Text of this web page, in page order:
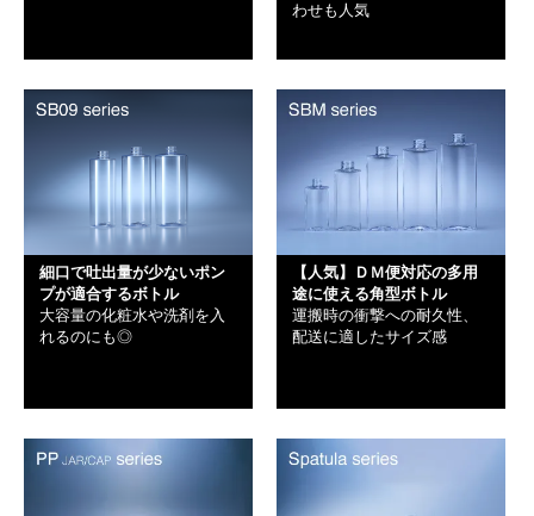
わせも人気
細口で吐出量が少ないポン
プが適合するボトル
大容量の化粧水や洗剤を入
れるのにも◎
【人気】ＤＭ便対応の多用
途に使える角型ボトル
運搬時の衝撃への耐久性、
配送に適したサイズ感